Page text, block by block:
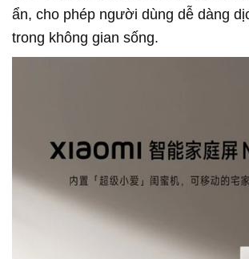
ẩn, cho phép người dùng dễ dàng
trong không gian sống.